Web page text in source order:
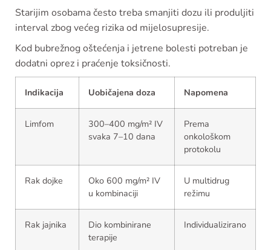
Starijim osobama često treba smanjiti dozu ili produljiti
interval zbog većeg rizika od mijelosupresije.
Kod bubrežnog oštećenja i jetrene bolesti potreban je
dodatni oprez i praćenje toksičnosti.
Indikacija Uobičajena doza Napomena
Limfom
300–400 mg/m² IV
svaka 7–10 dana
Prema
onkološkom
protokolu
Rak dojke
Oko 600 mg/m² IV
u kombinaciji
U multidrug
režimu
Rak jajnika
Dio kombinirane
terapije
Individualizirano